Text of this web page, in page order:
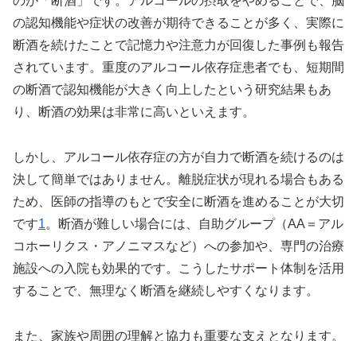
の認知機能や症状の改善が期待できることが多く、実際に
断酒を続けたことで記憶力や注意力が回復した事例も報告
されています。重度のアルコール依存症患者でも、短期間
の断酒で認知機能が大きく向上したという研究結果もあ
り、断酒の効果は非常に高いといえます。
しかし、アルコール依存症の方が自力で断酒を続けるのは
決して簡単ではありません。離脱症状が現れる場合もある
ため、医師の指導のもとで安全に断酒を進めることが大切
です1。断酒が難しい場合には、自助グループ（AA＝アル
コホーリクス・アノニマスなど）への参加や、専門の治療
施設への入院も効果的です。こうしたサポート体制を活用
することで、無理なく断酒を継続しやすくなります。
また、家族や周囲の理解と協力も重要な支えとなります。